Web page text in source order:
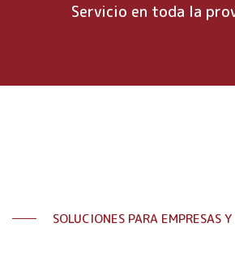
Servicio en toda la
SOLUCIONES PARA EMPRESAS